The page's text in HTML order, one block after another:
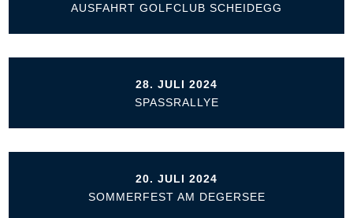
AUSFAHRT GOLFCLUB SCHEIDEGG
28. JULI 2024
SPASSRALLYE
20. JULI 2024
SOMMERFEST AM DEGERSEE